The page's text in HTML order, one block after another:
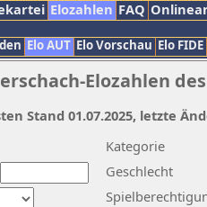
Elozahlen FAQ
Elo AUT Elo Vorschau Elo FIDE
Elozahlen des
Kategorie
Geschlecht
Stand 01.07.2025, letzte